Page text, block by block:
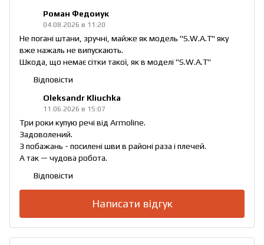
Роман Федоиук
04.08.2026 в 11:20
Не погані штани, зручні, майже як модель "S.W.A.T" яку
вже нажаль не випускають.
Шкода, що немає сітки такої, як в моделі "S.W.A.T"
Відповісти
Oleksandr Kliuchka
11.06.2026 в 15:07
Три роки купую речі від Armoline.
Задоволений.
З побажань - посилені шви в районі раза і плечей.
А так — чудова робота.
Відповісти
Написати відгук